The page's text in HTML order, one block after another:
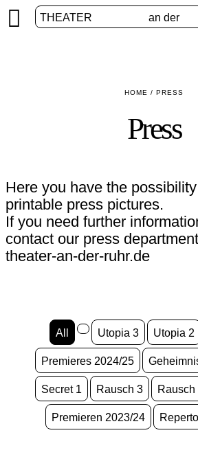
THEATER an der

HOME / PRESS
Press
Here you have the
printable press pictures.
If you need further
contact our press
theater-an-der-ruhr.de
All Utopia 3 Utopia 2
Premieres 2024/25
Secret 1 Rausch 3 Rausch
Premieren 2023/24